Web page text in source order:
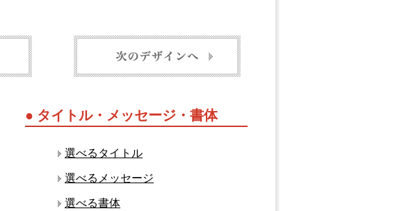
● タイトル・メッセージ・書体
選べるタイトル
選べるメッセージ
選べる書体